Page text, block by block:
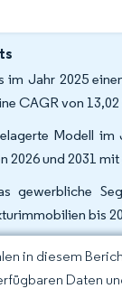
im Jahr 2025
CAGR von 13,02
Modell
2026 und 2031
gewerbliche
bis
in diesem
Daten